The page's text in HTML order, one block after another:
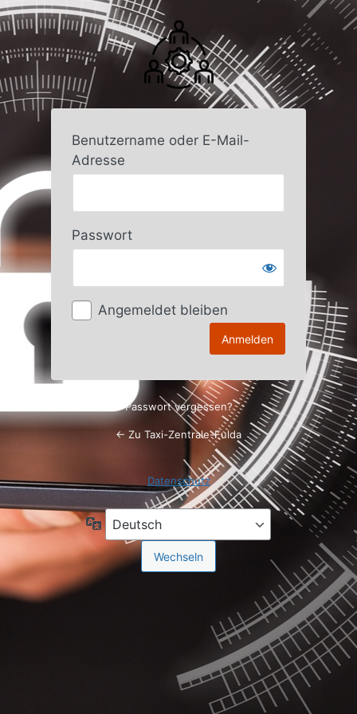
Anmelden
Benutzername oder E-Mail-
Adresse
Passwort
Angemeldet bleiben
Passwort vergessen?
← Zu Taxi-Zentrale-Fulda
Datenschutz
Sprache